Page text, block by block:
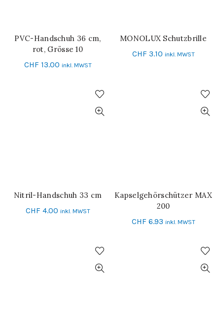
IN DEN WARENKORB
PVC-Handschuh 36 cm,
rot, Grösse 10
CHF 13.00 inkl. MWST
IN DEN WARENKORB
MONOLUX Schutzbrille
CHF 3.10 inkl. MWST
SCHNELL-EINKAUF
Nitril-Handschuh 33 cm
CHF 4.00 inkl. MWST
IN DEN WARENKORB
Kapselgehörschützer MAX
200
CHF 6.93 inkl. MWST